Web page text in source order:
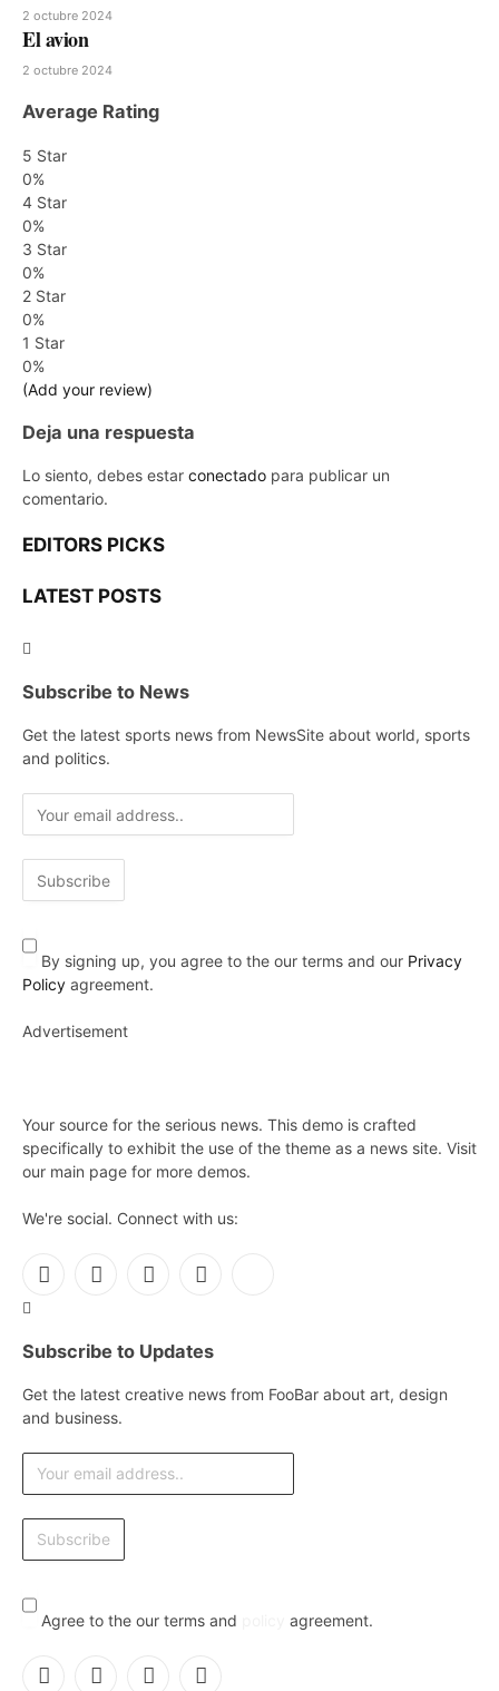
2 octubre 2024
El avion
2 octubre 2024
Average Rating
5 Star
0%
4 Star
0%
3 Star
0%
2 Star
0%
1 Star
0%
(Add your review)
Deja una respuesta
Lo siento, debes estar conectado para publicar un
comentario.
EDITORS PICKS
LATEST POSTS
Subscribe to News
Get the latest sports news from NewsSite about world, sports
and politics.
By signing up, you agree to the our terms and our Privacy
Policy agreement.
Advertisement
Your source for the serious news. This demo is crafted
specifically to exhibit the use of the theme as a news site. Visit
our main page for more demos.
We're social. Connect with us:
Facebook
X
InstagramPinterest
Subscribe to Updates
Get the latest creative news from FooBar about art, design
and business.
Agree to the our terms and agreement.
Facebook
X InstagramPinterest